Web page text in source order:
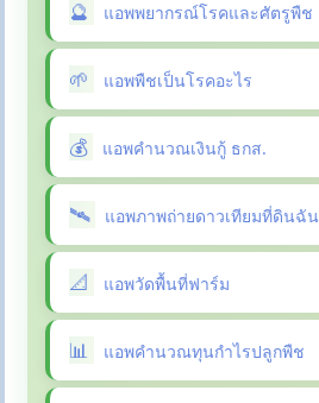
แอพพยากรณ์โรคและศัตรูพืช
แอพพืชเป็นโรคอะไร
แอพคำนวณเงินกู้ ธกส.
แอพภาพถ่ายดาวเทียมที่ดินฉัน
แอพวัดพื้นที่ฟาร์ม
แอพคำนวณทุนกำไรปลูกพืช